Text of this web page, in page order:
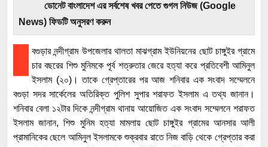
ডোনেট বাংলাদেশ এর সর্বশেষ খবর পেতে গুগল নিউজ (Google
News) ফিডটি অনুসরণ করুন
বগুড়ার নন্দীগ্রাম উপজেলার থালতা মাঝগ্রাম ইউনিয়নের ছোট চাঙ্গুইর গ্রামে
চার বছরের শিশু মুনিমকে পূর্ব শত্রুতার জেরে হত্যা করে প্রতিবেশী আমিনুল
ইসলাম (২০)। তাকে গ্রেপ্তারের পর আজ শনিবার এক সংবাদ সম্মেলনে
বগুড়া সদর সার্কেলের অতিরিক্ত পুলিশ সুপার শরাফত ইসলাম এ তথ্য জানান।
শনিবার বেলা ১২টার দিকে নন্দীগ্রাম থানায় আয়োজিত এক সংবাদ সম্মেলনে শরাফত
ইসলাম জানান, শিশু মুনিম হত্যা মামলায় ছোট চাঙ্গুইর গ্রামের আনসার আলী
প্রামানিকের ছেলে আমিনুল ইসলামকে শুক্রবার রাতে নিজ বাড়ি থেকে গ্রেপ্তার করা